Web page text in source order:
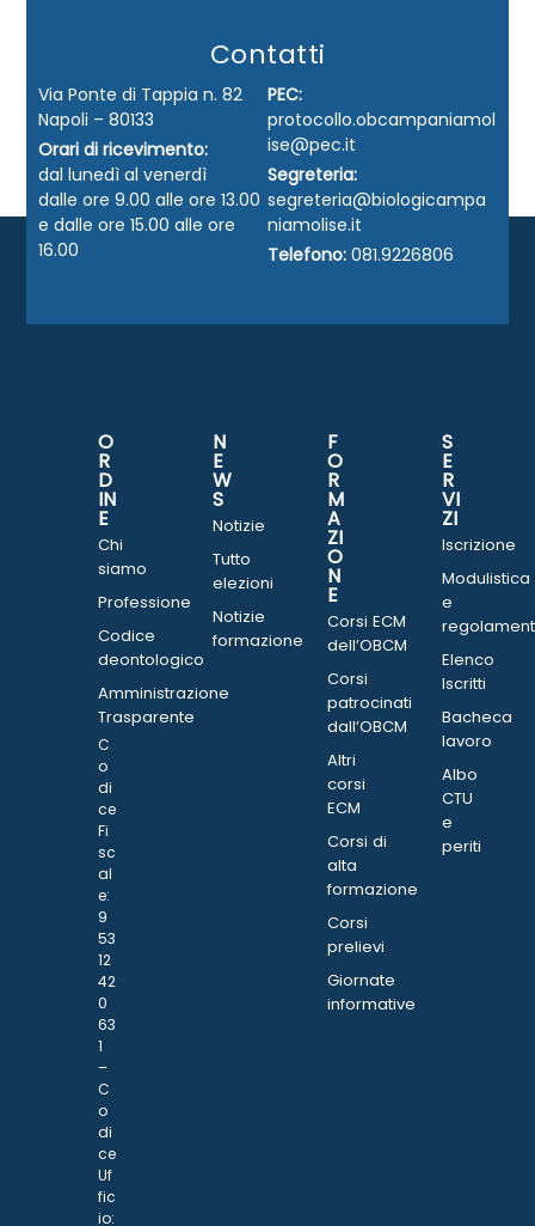
Contatti
Via Ponte di Tappia n. 82
Napoli – 80133
Orari di ricevimento:
dal lunedì al venerdì
dalle ore 9.00 alle ore 13.00
e dalle ore 15.00 alle ore
16.00
PEC:
protocollo.obcampaniamol
ise@pec.it
Segreteria:
segreteria@biologicampa
niamolise.it
Telefono: 081.9226806
O
R
D
IN
E
Chi
siamo
Professione
Codice
deontologico
Amministrazione
Trasparente
C
o
di
ce
Fi
sc
al
e:
9
53
12
42
0
63
1
–
C
o
di
ce
Uf
fic
io:
N
E
W
S
Notizie
Tutto
elezioni
Notizie
formazione
F
O
R
M
A
ZI
O
N
E
Corsi ECM
dell’OBCM
Corsi
patrocinati
dall’OBCM
Altri
corsi
ECM
Corsi di
alta
formazione
Corsi
prelievi
Giornate
informative
S
E
R
VI
ZI
Iscrizione
Modulistica
e
Elenco
Iscritti
Bacheca
lavoro
Albo
CTU
e
periti